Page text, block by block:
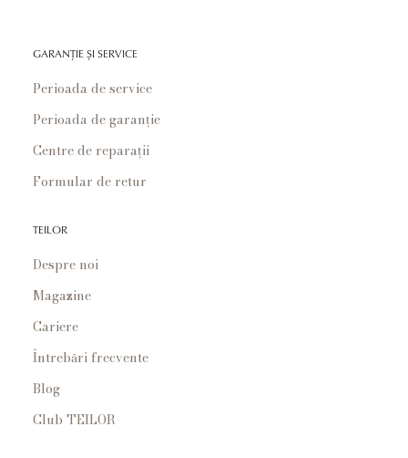
GARANȚIE ȘI SERVICE
Perioada de service
Perioada de garanție
Centre de reparații
Formular de retur
TEILOR
Despre noi
Magazine
Cariere
Întrebări frecvente
Blog
Club TEILOR